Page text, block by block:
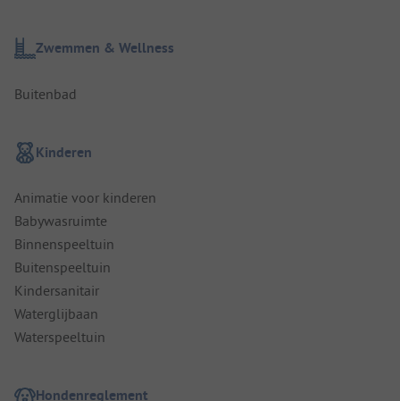
Zwemmen & Wellness
Buitenbad
Kinderen
Animatie voor kinderen
Babywasruimte
Binnenspeeltuin
Buitenspeeltuin
Kindersanitair
Waterglijbaan
Waterspeeltuin
Hondenreglement